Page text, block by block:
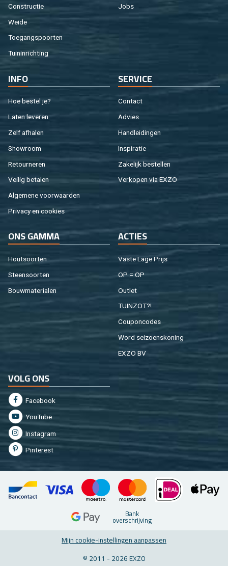
Con­struc­tie
Weide
Toe­gangs­poor­ten
Tuin­in­rich­ting
Jobs
INFO
Hoe be­stel je?
Laten le­ve­ren
Zelf af­ha­len
Show­room
Re­tour­ne­ren
Vei­lig be­ta­len
Al­ge­me­ne voor­waar­den
Pri­va­cy en coo­kies
SER­VI­CE
Con­tact
Ad­vies
Hand­lei­din­gen
In­spi­ra­tie
Za­ke­lijk be­stel­len
Ver­ko­pen via EXZO
ONS GAMMA
Hout­soor­ten
Steen­soor­ten
Bouw­ma­te­ri­a­len
AC­TIES
Vaste Lage Prijs
OP = OP
Out­let
TUIN­ZOT?!
Cou­pon­co­des
Word sei­zoens­ko­ning
EXZO BV
VOLG ONS
Fa­cebook
You­Tu­be
In­st­agram
Pin­te­rest
Bank
over­schrij­ving
Mijn coo­kie-in­stel­lin­gen aan­pas­sen
© 2011 - 2026 EXZO